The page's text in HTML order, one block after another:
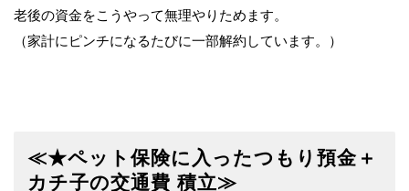
老後の資金をこうやって無理やりためます。
（家計にピンチになるたびに一部解約しています。）
≪★ペット保険に入ったつもり預金＋
カチ子の交通費 積立≫